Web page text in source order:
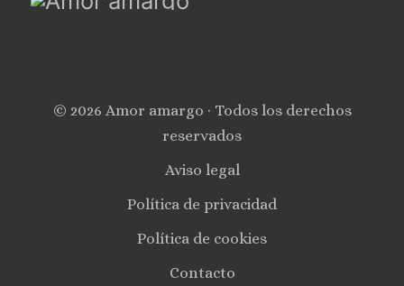
© 2026 Amor amargo · Todos los derechos
reservados
Aviso legal
Política de privacidad
Política de cookies
Contacto